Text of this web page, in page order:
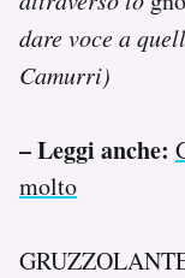
dare voce a
Camurri)
– Leggi anche:
molto